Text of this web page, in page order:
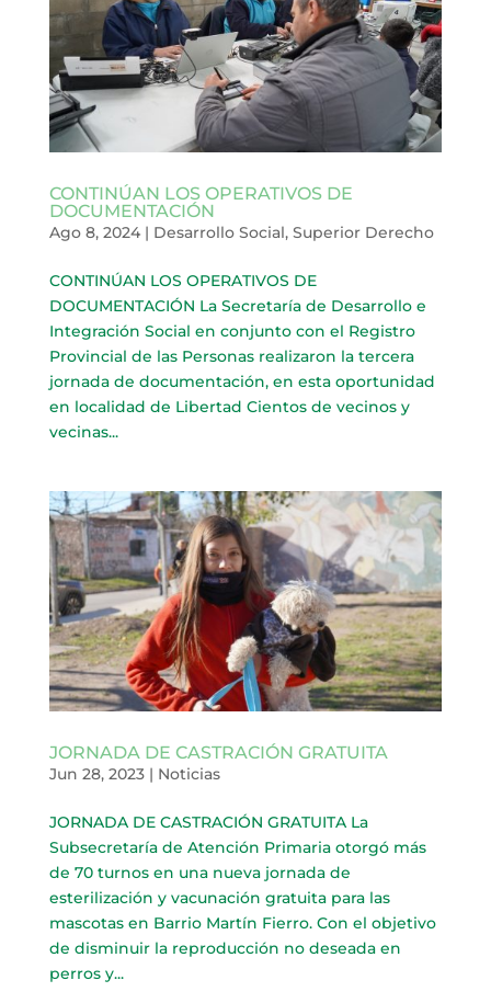
CONTINÚAN LOS OPERATIVOS DE
DOCUMENTACIÓN
Ago 8, 2024| Desarrollo Social, Superior Derecho
CONTINÚAN LOS OPERATIVOS DE
DOCUMENTACIÓN La Secretaría de Desarrollo e
Integración Social en conjunto con el Registro
Provincial de las Personas realizaron la tercera
jornada de documentación, en esta oportunidad
en localidad de Libertad Cientos de vecinos y
vecinas...
JORNADA DE CASTRACIÓN GRATUITA
Jun 28, 2023| Noticias
JORNADA DE CASTRACIÓN GRATUITA La
Subsecretaría de Atención Primaria otorgó más
de 70 turnos en una nueva jornada de
esterilización y vacunación gratuita para las
mascotas en Barrio Martín Fierro. Con el objetivo
de disminuir la reproducción no deseada en
perros y...